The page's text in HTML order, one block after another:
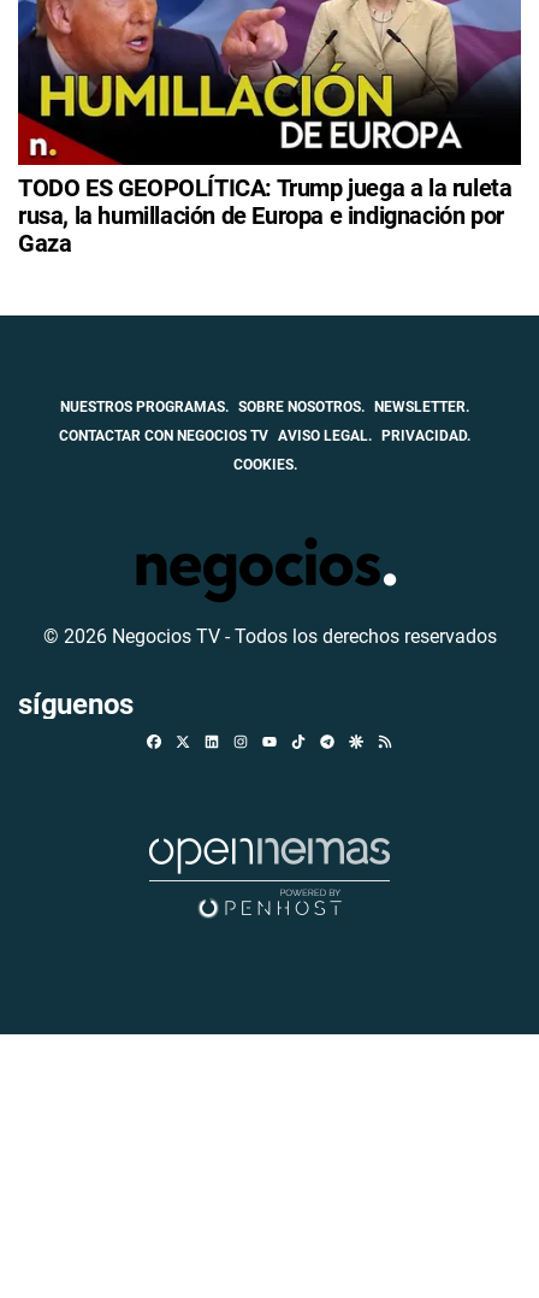
TODO ES GEOPOLÍTICA: Trump juega a la ruleta
rusa, la humillación de Europa e indignación por
Gaza
NUESTROS PROGRAMAS. SOBRE NOSOTROS. NEWSLETTER.
CONTACTAR CON NEGOCIOS TV AVISO LEGAL. PRIVACIDAD.
COOKIES.
© 2026 Negocios TV - Todos los derechos reservados
síguenos
FacebookLinkedinInstagramTikTokTelegramGoogle Discover